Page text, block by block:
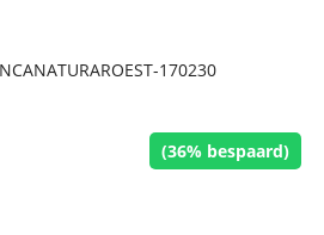
170230
(36% bespaard)